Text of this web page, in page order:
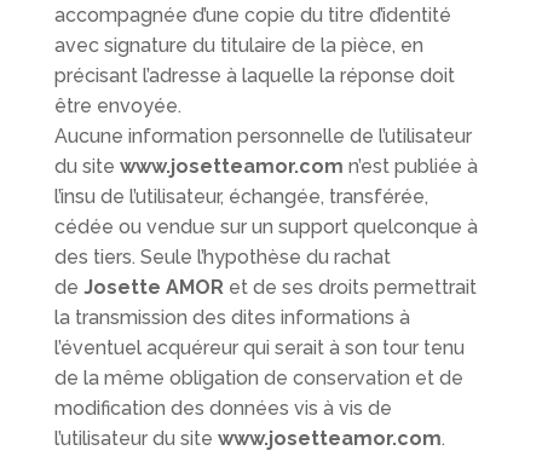
accompagnée d’une copie du titre d’identité
avec signature du titulaire de la pièce, en
précisant l’adresse à laquelle la réponse doit
être envoyée.
Aucune information personnelle de l’utilisateur
du site www.josetteamor.com n’est publiée à
l’insu de l’utilisateur, échangée, transférée,
cédée ou vendue sur un support quelconque à
des tiers. Seule l’hypothèse du rachat
de Josette AMORet de ses droits permettrait
la transmission des dites informations à
l’éventuel acquéreur qui serait à son tour tenu
de la même obligation de conservation et de
modification des données vis à vis de
l’utilisateur du site www.josetteamor.com.